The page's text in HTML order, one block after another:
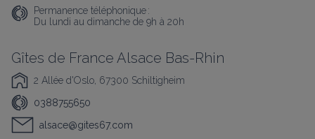
Permanence téléphonique :
Du lundi au dimanche de 9h à 20h
Gîtes de France Alsace Bas-Rhin
2 Allée d'Oslo, 67300 Schiltigheim
0388755650
alsace@gites67.com